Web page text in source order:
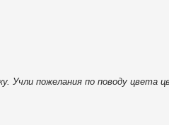
Учли пожелания по поводу цвета